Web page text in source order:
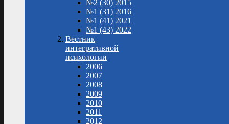
№2 (30) 2015
№1 (31) 2016
№1 (41) 2021
№1 (43) 2022
Вестник
интегративной
психологии
2006
2007
2008
2009
2010
2011
2012